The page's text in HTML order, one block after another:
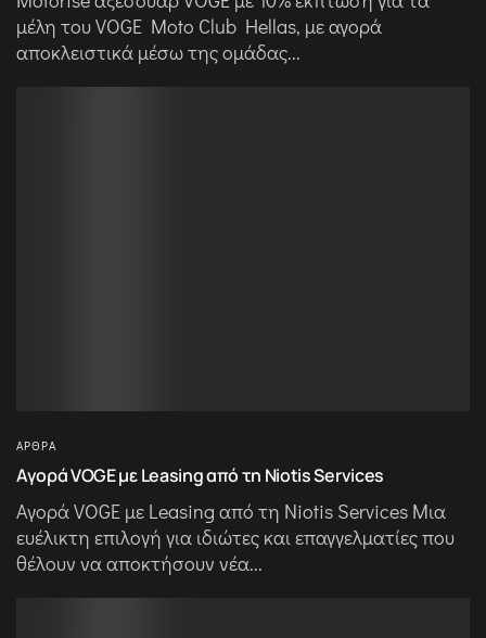
μέλη του VOGE Moto Club Hellas, με αγορά
αποκλειστικά μέσω της ομάδας...
ΆΡΘΡΑ
Αγορά VOGE με Leasing από τη Niotis Services
Αγορά VOGE με Leasing από τη Niotis Services Μια
ευέλικτη επιλογή για ιδιώτες και επαγγελματίες που
θέλουν να αποκτήσουν νέα...